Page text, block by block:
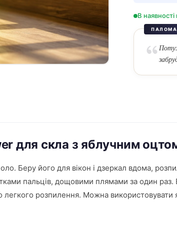
В
ПАЛОМА
для скла з яблучним
Беру його для вікон і дзеркал вдома,
пальців, дощовими плямами за один раз.
розпилення. Можна